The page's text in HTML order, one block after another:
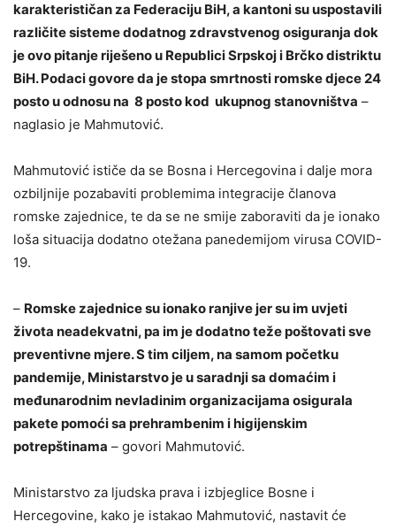
karakterističan za Federaciju BiH, a kantoni su uspostavili
različite sisteme dodatnog zdravstvenog osiguranja dok
je ovo pitanje riješeno u Republici Srpskoj i Brčko distriktu
BiH. Podaci govore da je stopa smrtnosti romske djece 24
posto u odnosu na 8 posto kod ukupnog stanovništva –
naglasio je Mahmutović.
Mahmutović ističe da se Bosna i Hercegovina i dalje mora
ozbiljnije pozabaviti problemima integracije članova
romske zajednice, te da se ne smije zaboraviti da je ionako
loša situacija dodatno otežana panedemijom virusa COVID-
19.
– Romske zajednice su ionako ranjive jer su im uvjeti
života neadekvatni, pa im je dodatno teže poštovati sve
preventivne mjere. S tim ciljem, na samom početku
pandemije, Ministarstvo je u saradnji sa domaćim i
međunarodnim nevladinim organizacijama osigurala
pakete pomoći sa prehrambenim i higijenskim
potrepštinama – govori Mahmutović.
Ministarstvo za ljudska prava i izbjeglice Bosne i
Hercegovine, kako je istakao Mahmutović, nastavit će